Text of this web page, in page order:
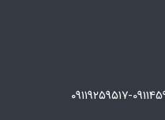
09114598019